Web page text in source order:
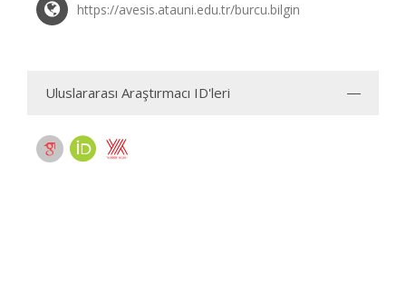
https://avesis.atauni.edu.tr/burcu.bilgin
Uluslararası Araştırmacı ID'leri